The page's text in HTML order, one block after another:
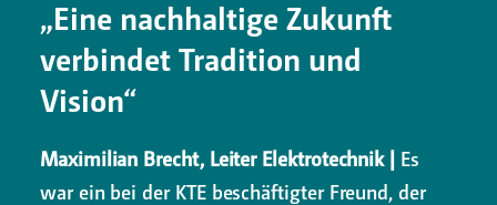
„Eine nachhaltige Zukunft
verbindet Tradition und
Vision“
Maximilian Brecht, Leiter Elektrotechnik | Es
war ein bei der KTE beschäftigter Freund, der